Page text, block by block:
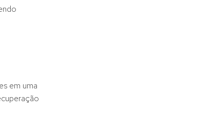
em uma